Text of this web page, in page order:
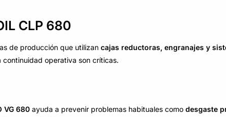
CLP 680
de producción que utilizancajas reductoras, engranajes y
continuidad operativa son críticas.
VG 680 ayuda a prevenir problemas habituales comodesgaste